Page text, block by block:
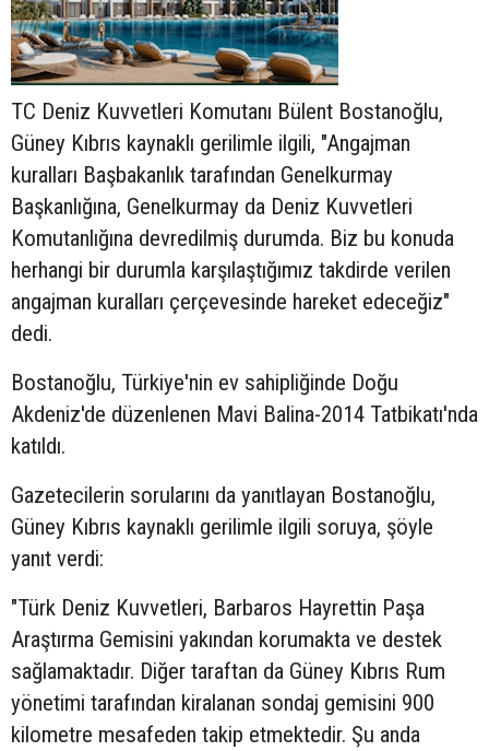
TC Deniz Kuvvetleri Komutanı Bülent Bostanoğlu,
Güney Kıbrıs kaynaklı gerilimle ilgili, "Angajman
kuralları Başbakanlık tarafından Genelkurmay
Başkanlığına, Genelkurmay da Deniz Kuvvetleri
Komutanlığına devredilmiş durumda. Biz bu konuda
herhangi bir durumla karşılaştığımız takdirde verilen
angajman kuralları çerçevesinde hareket edeceğiz"
dedi.
Bostanoğlu, Türkiye'nin ev sahipliğinde Doğu
Akdeniz'de düzenlenen Mavi Balina-2014 Tatbikatı'nda
katıldı.
Gazetecilerin sorularını da yanıtlayan Bostanoğlu,
Güney Kıbrıs kaynaklı gerilimle ilgili soruya, şöyle
yanıt verdi:
"Türk Deniz Kuvvetleri, Barbaros Hayrettin Paşa
Araştırma Gemisini yakından korumakta ve destek
sağlamaktadır. Diğer taraftan da Güney Kıbrıs Rum
yönetimi tarafından kiralanan sondaj gemisini 900
kilometre mesafeden takip etmektedir. Şu anda